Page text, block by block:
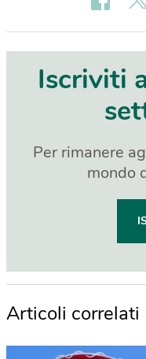
Iscriviti
Per rimanere
mondo
Articoli correlati